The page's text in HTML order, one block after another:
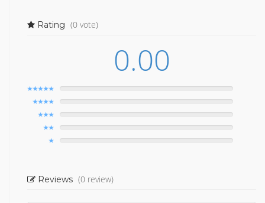
Rating (0 vote)
0.00
Reviews (0 review)